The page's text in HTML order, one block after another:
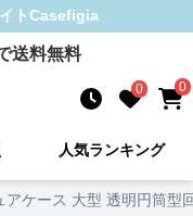
トCasefigia
送料無料
0 0
人気ランキング
アケース 大型 透明円筒型